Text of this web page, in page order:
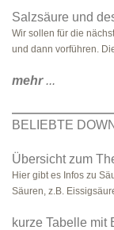
Salzsäure und
Wir sollen für die
und dann vorführen.
mehr...
BELIEBTE
Übersicht zum
Hier gibt es Infos zu
Säuren, z.B.
kurze Tabelle mit